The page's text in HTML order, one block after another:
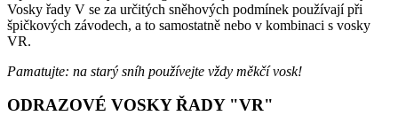
Vosky řady V se za určitých sněhových podmínek používají při
špičkových závodech, a to samostatně nebo v kombinaci s vosky
VR.
Pamatujte: na starý sníh používejte vždy měkčí vosk!
ODRAZOVÉ VOSKY ŘADY "VR"